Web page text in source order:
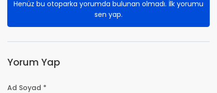
Henüz bu otoparka yorumda bulunan olmadı. İlk yorumu
sen yap.
Yorum Yap
Ad Soyad *